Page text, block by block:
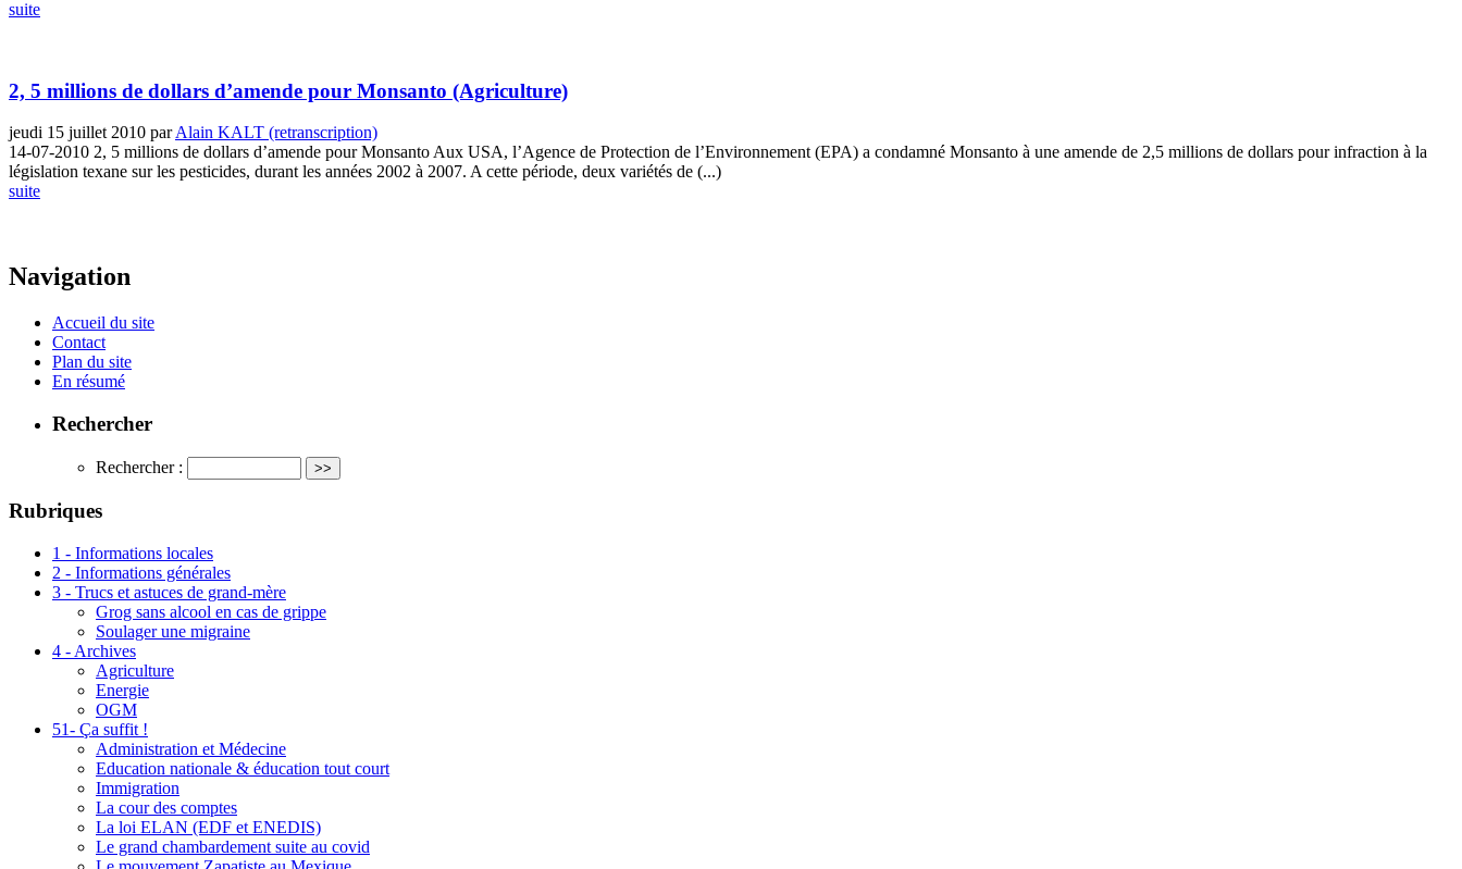
suite
2, 5 millions de dollars d’amende pour Monsanto (Agriculture)
jeudi 15 juillet 2010 parAlain KALT (retranscription)
14-07-2010 2, 5 millions de dollars d’amende pour Monsanto Aux USA, l’Agence de Protection de l’Environnement (EPA) a condamné Monsanto à une amende de 2,5 millions de dollars pour infraction à la
législation texane sur les pesticides, durant les années 2002 à 2007. A cette période, deux variétés de (...)
suite
Navigation
Accueil du site
Contact
Plan du site
En résumé
Rechercher
Rechercher :
Rubriques
1 - Informations locales
2 - Informations générales
3 - Trucs et astuces de grand-mère
Grog sans alcool en cas de grippe
Soulager une migraine
4 - Archives
Agriculture
Energie
OGM
51- Ça suffit !
Administration et Médecine
Education nationale & éducation tout court
Immigration
La cour des comptes
La loi ELAN (EDF et ENEDIS)
Le grand chambardement suite au covid